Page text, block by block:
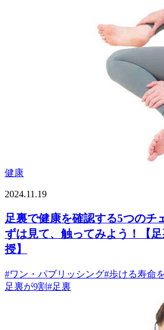
健康
2024.11.19
足裏で健康を確認する5つのチ
ずは見て、触ってみよう！【
授】
#ワン・パブリッシング#歩ける寿命
足裏が9割#足裏